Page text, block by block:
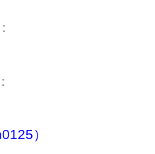
：
）